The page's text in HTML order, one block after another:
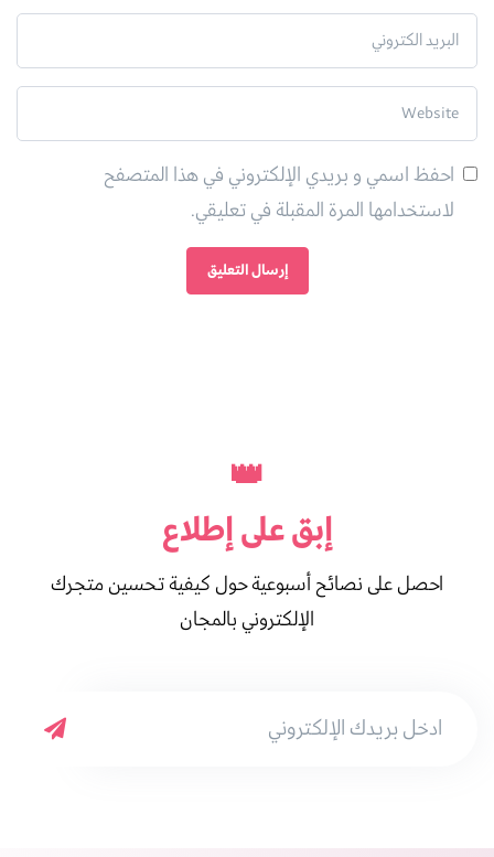
احفظ اسمي و بريدي الإلكتروني في هذا المتصفح
لاستخدامها المرة المقبلة في تعليقي.
👑
إبق علىإطلاع
احصل على نصائح أسبوعية حول كيفية تحسين متجرك
الإلكتروني بالمجان